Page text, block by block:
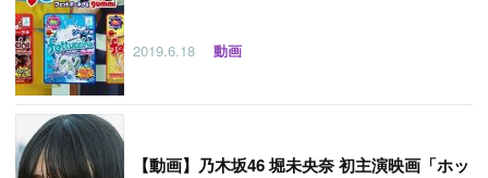
2019.6.18 動画
【動画】乃木坂46 堀未央奈 初主演映画「ホッ